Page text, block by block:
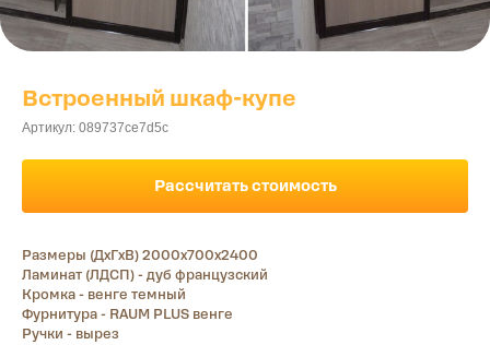
Встроенный шкаф-купе
Артикул: 089737ce7d5c
Рассчитать стоимость
Размеры (ДхГхВ) 2000х700х2400
Ламинат (ЛДСП) - дуб французский
Кромка - венге темный
Фурнитура - RAUM PLUS венге
Ручки - вырез